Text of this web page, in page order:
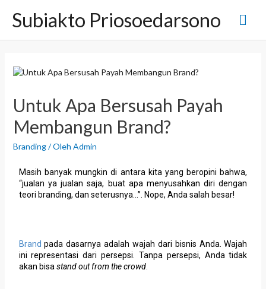
Subiakto Priosoedarsono
Untuk Apa Bersusah Payah
Membangun Brand?
Branding/ Oleh Admin
Masih banyak mungkin di antara kita yang beropini bahwa,
“jualan ya jualan saja, buat apa menyusahkan diri dengan
teori branding, dan seterusnya…”. Nope, Anda salah besar!
Brand pada dasarnya adalah wajah dari bisnis Anda. Wajah
ini representasi dari persepsi. Tanpa persepsi, Anda tidak
akan bisa stand out from the crowd.